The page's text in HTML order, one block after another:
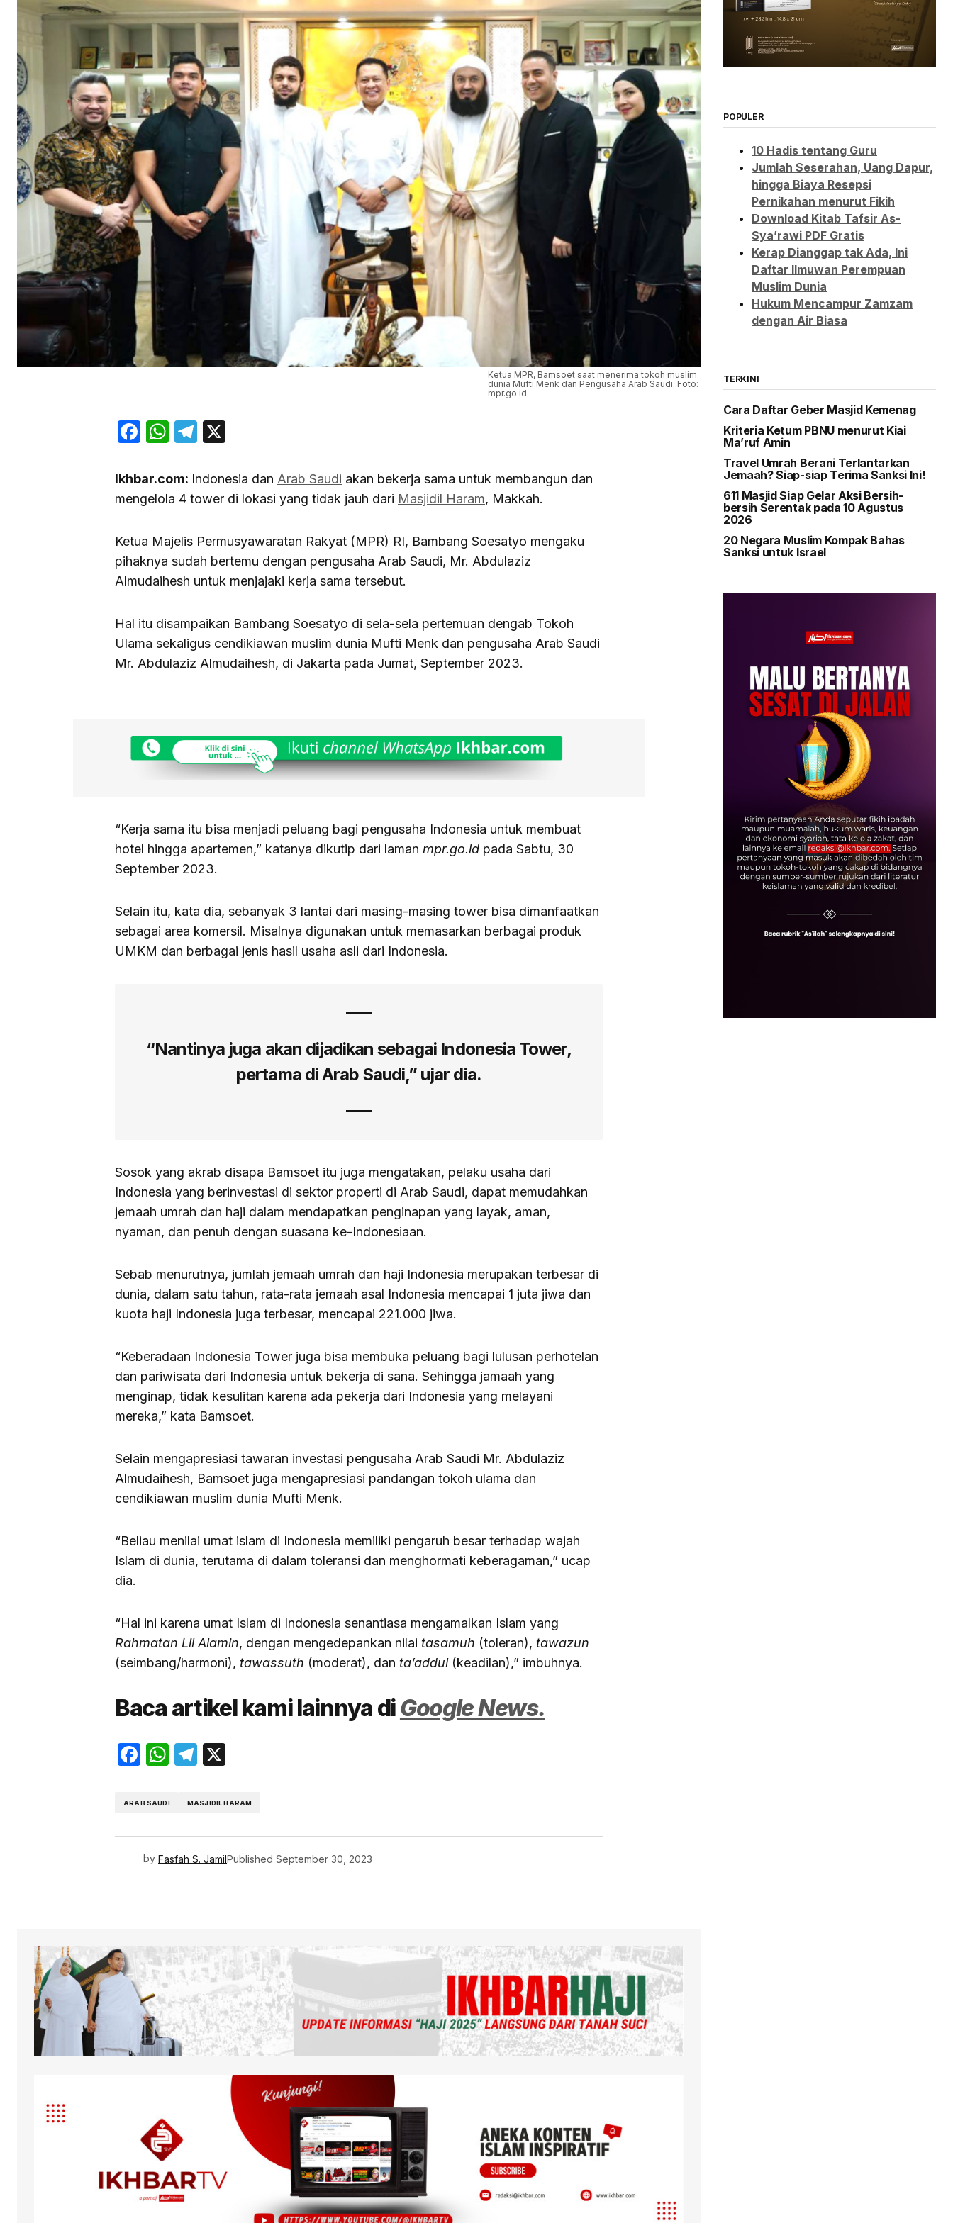
Ketua MPR, Bamsoet saat menerima tokoh muslim
dunia Mufti Menk dan Pengusaha Arab Saudi. Foto:
mpr.go.id
Facebook
WhatsApp
Telegram
Ikhbar.com: Indonesia dan Arab Saudi akan bekerja sama untuk membangun dan
mengelola 4 tower di lokasi yang tidak jauh dari Masjidil Haram, Makkah.
Ketua Majelis Permusyawaratan Rakyat (MPR) RI, Bambang Soesatyo mengaku
pihaknya sudah bertemu dengan pengusaha Arab Saudi, Mr. Abdulaziz
Almudaihesh untuk menjajaki kerja sama tersebut.
Hal itu disampaikan Bambang Soesatyo di sela-sela pertemuan dengab Tokoh
Ulama sekaligus cendikiawan muslim dunia Mufti Menk dan pengusaha Arab Saudi
Mr. Abdulaziz Almudaihesh, di Jakarta pada Jumat, September 2023.
“Kerja sama itu bisa menjadi peluang bagi pengusaha Indonesia untuk membuat
hotel hingga apartemen,” katanya dikutip dari laman mpr.go.id pada Sabtu, 30
September 2023.
Selain itu, kata dia, sebanyak 3 lantai dari masing-masing tower bisa dimanfaatkan
sebagai area komersil. Misalnya digunakan untuk memasarkan berbagai produk
UMKM dan berbagai jenis hasil usaha asli dari Indonesia.
“Nantinya juga akan dijadikan sebagai Indonesia Tower,
pertama di Arab Saudi,” ujar dia.
Sosok yang akrab disapa Bamsoet itu juga mengatakan, pelaku usaha dari
Indonesia yang berinvestasi di sektor properti di Arab Saudi, dapat memudahkan
jemaah umrah dan haji dalam mendapatkan penginapan yang layak, aman,
nyaman, dan penuh dengan suasana ke-Indonesiaan.
Sebab menurutnya, jumlah jemaah umrah dan haji Indonesia merupakan terbesar di
dunia, dalam satu tahun, rata-rata jemaah asal Indonesia mencapai 1 juta jiwa dan
kuota haji Indonesia juga terbesar, mencapai 221.000 jiwa.
“Keberadaan Indonesia Tower juga bisa membuka peluang bagi lulusan perhotelan
dan pariwisata dari Indonesia untuk bekerja di sana. Sehingga jamaah yang
menginap, tidak kesulitan karena ada pekerja dari Indonesia yang melayani
mereka,” kata Bamsoet.
Selain mengapresiasi tawaran investasi pengusaha Arab Saudi Mr. Abdulaziz
Almudaihesh, Bamsoet juga mengapresiasi pandangan tokoh ulama dan
cendikiawan muslim dunia Mufti Menk.
“Beliau menilai umat islam di Indonesia memiliki pengaruh besar terhadap wajah
Islam di dunia, terutama di dalam toleransi dan menghormati keberagaman,” ucap
dia.
“Hal ini karena umat Islam di Indonesia senantiasa mengamalkan Islam yang
Rahmatan Lil Alamin, dengan mengedepankan nilai tasamuh (toleran), tawazun
(seimbang/harmoni), tawassuth (moderat), dan ta’addul(keadilan),” imbuhnya.
Baca artikel kami lainnya diGoogle News.
Facebook
WhatsApp
Telegram
ARAB SAUDI MASJIDIL HARAM
by Fasfah S. JamilPublished September 30, 2023
POPULER
10 Hadis tentang Guru
Jumlah Seserahan, Uang Dapur,
hingga Biaya Resepsi
Pernikahan menurut Fikih
Download Kitab Tafsir As-
Sya’rawi PDF Gratis
Kerap Dianggap tak Ada, Ini
Daftar Ilmuwan Perempuan
Muslim Dunia
Hukum Mencampur Zamzam
dengan Air Biasa
TERKINI
Cara Daftar Geber Masjid Kemenag
Kriteria Ketum PBNU menurut Kiai
Ma’ruf Amin
Travel Umrah Berani Terlantarkan
Jemaah? Siap-siap Terima Sanksi Ini!
611 Masjid Siap Gelar Aksi Bersih-
bersih Serentak pada 10 Agustus
2026
20 Negara Muslim Kompak Bahas
Sanksi untuk Israel